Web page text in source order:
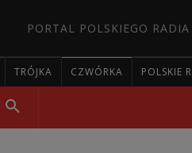
PORTAL POLSKIEGO RADIA
TRÓJKA CZWÓRKA POLSKIE